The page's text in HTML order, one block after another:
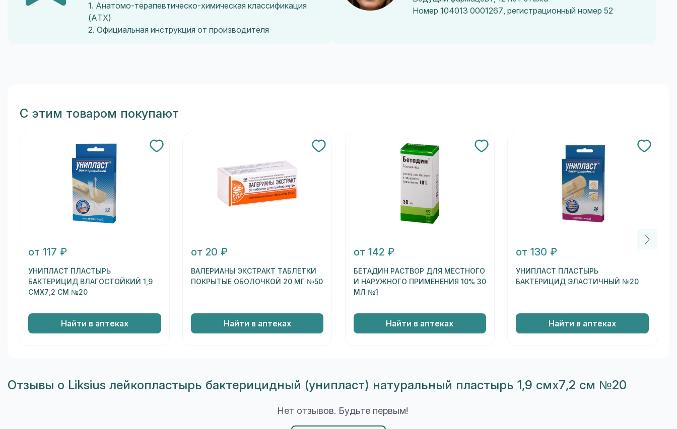
1. Анатомо-терапевтическо-химическая классификация
(ATX)
2. Официальная инструкция от производителя
Номер 104013 0001267, регистрационный номер 52
С этим товаром покупают
от 117 ₽
УНИПЛАСТ ПЛАСТЫРЬ
БАКТЕРИЦИД ВЛАГОСТОЙКИЙ 1,9
СМХ7,2 СМ №20
Найти в аптеках
от 20 ₽
ВАЛЕРИАНЫ ЭКСТРАКТ ТАБЛЕТКИ
ПОКРЫТЫЕ ОБОЛОЧКОЙ 20 МГ №50
Найти в аптеках
от 142 ₽
БЕТАДИН РАСТВОР ДЛЯ МЕСТНОГО
И НАРУЖНОГО ПРИМЕНЕНИЯ 10% 30
МЛ №1
Найти в аптеках
от 130 ₽
УНИПЛАСТ ПЛАСТЫРЬ
БАКТЕРИЦИД ЭЛАСТИЧНЫЙ №20
Найти в аптеках
Отзывы о Liksius лейкопластырь бактерицидный (унипласт) натуральный пластырь 1,9 смх7,2 см №20
Нет отзывов. Будьте первым!